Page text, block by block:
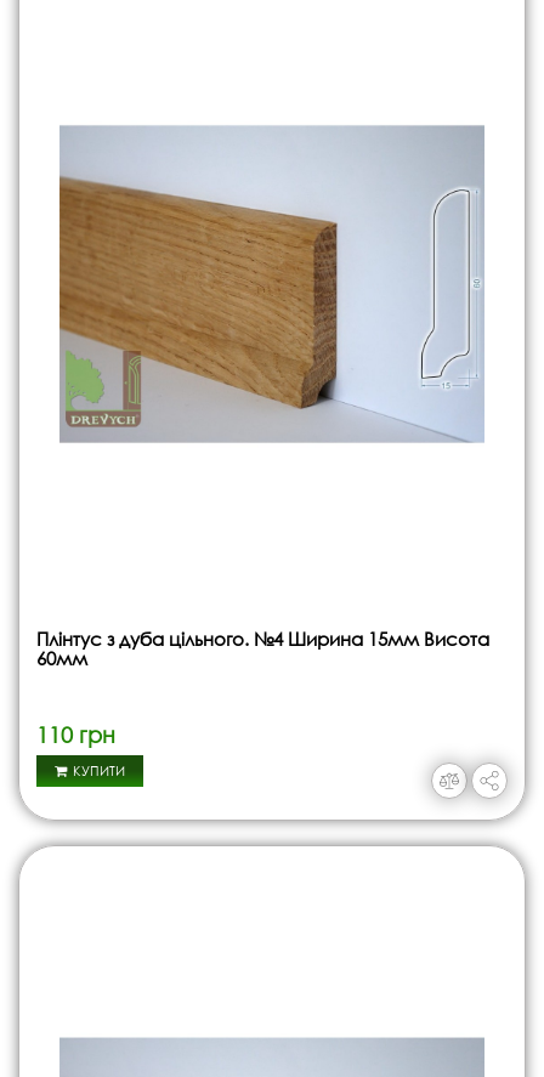
Плінтус з дуба цільного. №4 Ширина 15мм Висота
60мм
110 грн
КУПИТИ